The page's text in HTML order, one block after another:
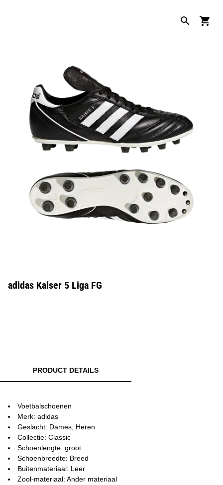
adidas Kaiser 5 Liga FG
PRODUCT DETAILS
Voetbalschoenen
Merk: adidas
Geslacht: Dames, Heren
Collectie: Classic
Schoenlengte: groot
Schoenbreedte: Breed
Buitenmateriaal: Leer
Zool-materiaal: Ander materiaal